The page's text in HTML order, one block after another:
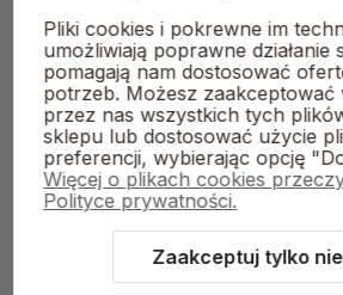
Moje konto
Płatności i dostawa
Pliki cookies i pokrewne im
umożliwiają poprawne działanie
pomagają nam dostosować
potrzeb. Możesz zaakceptować
przez nas wszystkich tych
sklepu lub dostosować użycie
preferencji, wybierając opcję
Więcej o plikach cookies
Polityce prywatności.
Zaakceptuj tylko